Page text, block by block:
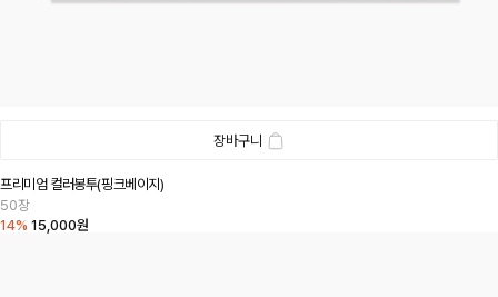
장바구니
프리미엄 컬러봉투(핑크베이지)
50장
14% 15,000원